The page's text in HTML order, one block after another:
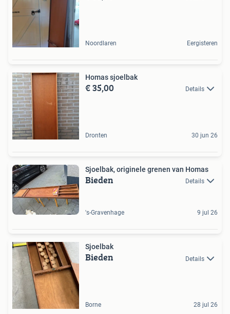
Noordlaren Eergisteren
Homas sjoelbak
€ 35,00 Details
Dronten 30 jun 26
Sjoelbak, originele grenen van Homas
Bieden Details
's-Gravenhage 9 jul 26
Sjoelbak
Bieden Details
Borne 28 jul 26